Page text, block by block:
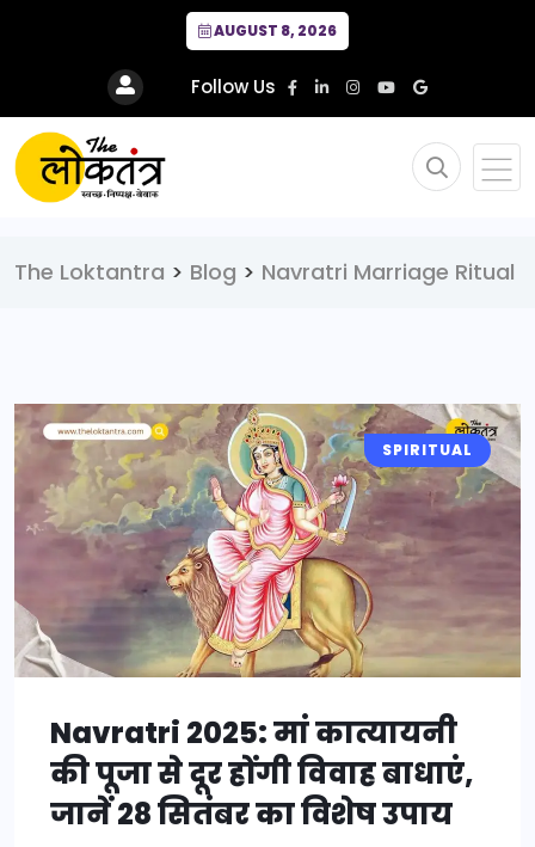
AUGUST 8, 2026
Follow Us
The Loktantra > Blog > Navratri Marriage Ritual
SPIRITUAL
Navratri 2025: मां कात्यायनी
की पूजा से दूर होंगी विवाह बाधाएं,
जानें 28 सितंबर का विशेष उपाय